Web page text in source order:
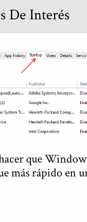
De Interés
que
más rápido en